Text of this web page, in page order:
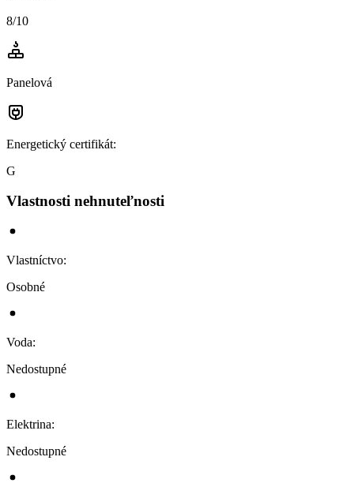
8/10
Panelová
Energetický certifikát:
G
Vlastnosti nehnuteľnosti
Vlastníctvo:
Osobné
Voda:
Nedostupné
Elektrina:
Nedostupné